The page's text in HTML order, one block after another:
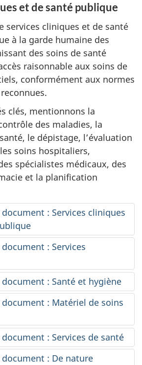
et de santé publique
services cliniques et de santé
à la garde humaine des
des soins de santé
raisonnable aux soins de
conformément aux normes
clés, mentionnons la
des maladies, la
le dépistage, l’évaluation
soins hospitaliers,
spécialistes médicaux, des
et la planification
: Services cliniques
: Services
: Santé et hygiène
document : Matériel de soins
: Services de santé
: De nature